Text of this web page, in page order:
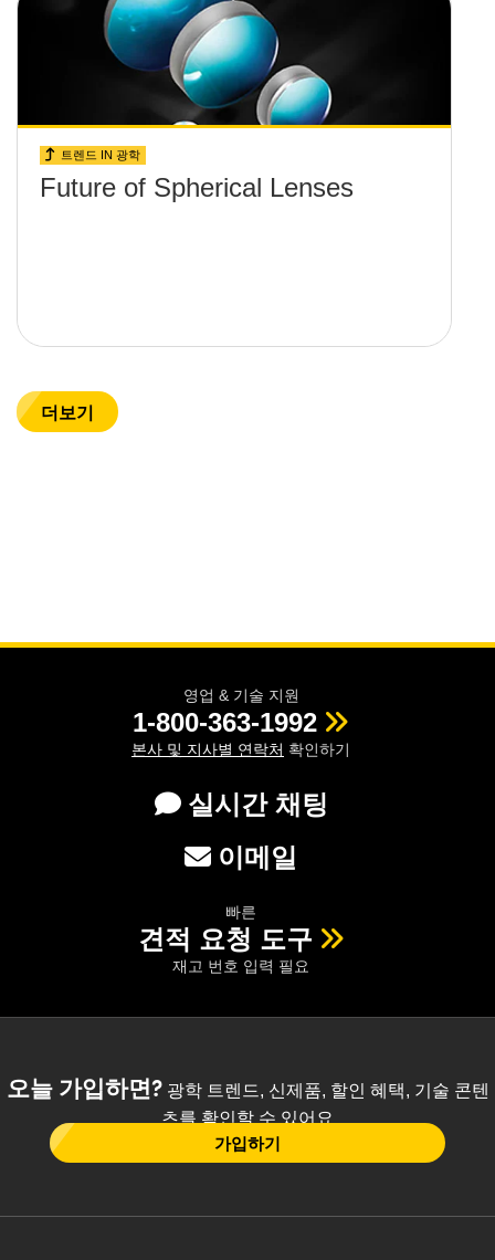
트렌드 IN 광학
Future of Spherical Lenses
더보기
영업 & 기술 지원
1-800-363-1992
본사 및 지사별 연락처 확인하기
실시간 채팅
이메일
빠른
견적 요청 도구
재고 번호 입력 필요
오늘 가입하면?광학 트렌드, 신제품, 할인 혜택, 기술 콘텐
츠를 확인할 수 있어요
가입하기